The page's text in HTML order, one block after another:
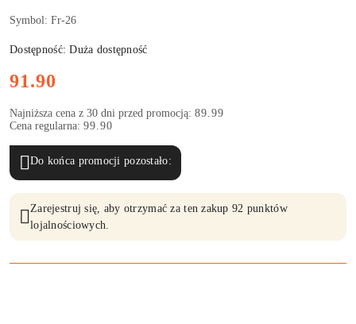
Symbol: Fr-26
Dostępność:Duża dostępność
Cena:
91.90
Najniższa cena z 30 dni przed promocją: 89.99
Cena regularna: 99.90
Do końca promocji pozostało:
Zarejestruj się, aby otrzymać za ten zakup 92 punktów
lojalnościowych.